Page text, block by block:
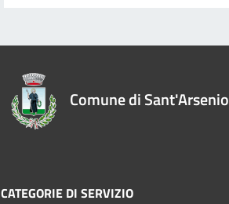
Comune di Sant'Arsenio
CATEGORIE DI SERVIZIO